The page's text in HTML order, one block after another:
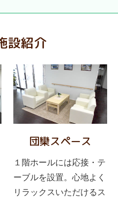
設紹介
団欒スペース
１階ホールには応接・テ
ーブルを設置。心地よく
リラックスいただけるス